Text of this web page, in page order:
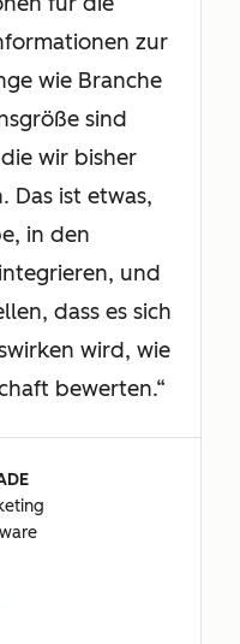
zur
wie Branche
sind
wir bisher
Das ist etwas,
in den
und
dass es sich
wird, wie
bewerten.